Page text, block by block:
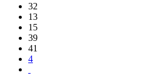
32
13
15
39
41
4